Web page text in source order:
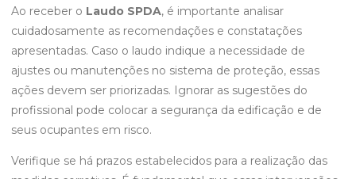
Ao receber o Laudo SPDA, é importante analisar
cuidadosamente as recomendações e constatações
apresentadas. Caso o laudo indique a necessidade de
ajustes ou manutenções no sistema de proteção, essas
ações devem ser priorizadas. Ignorar as sugestões do
profissional pode colocar a segurança da edificação e de
seus ocupantes em risco.
Verifique se há prazos estabelecidos para a realização das